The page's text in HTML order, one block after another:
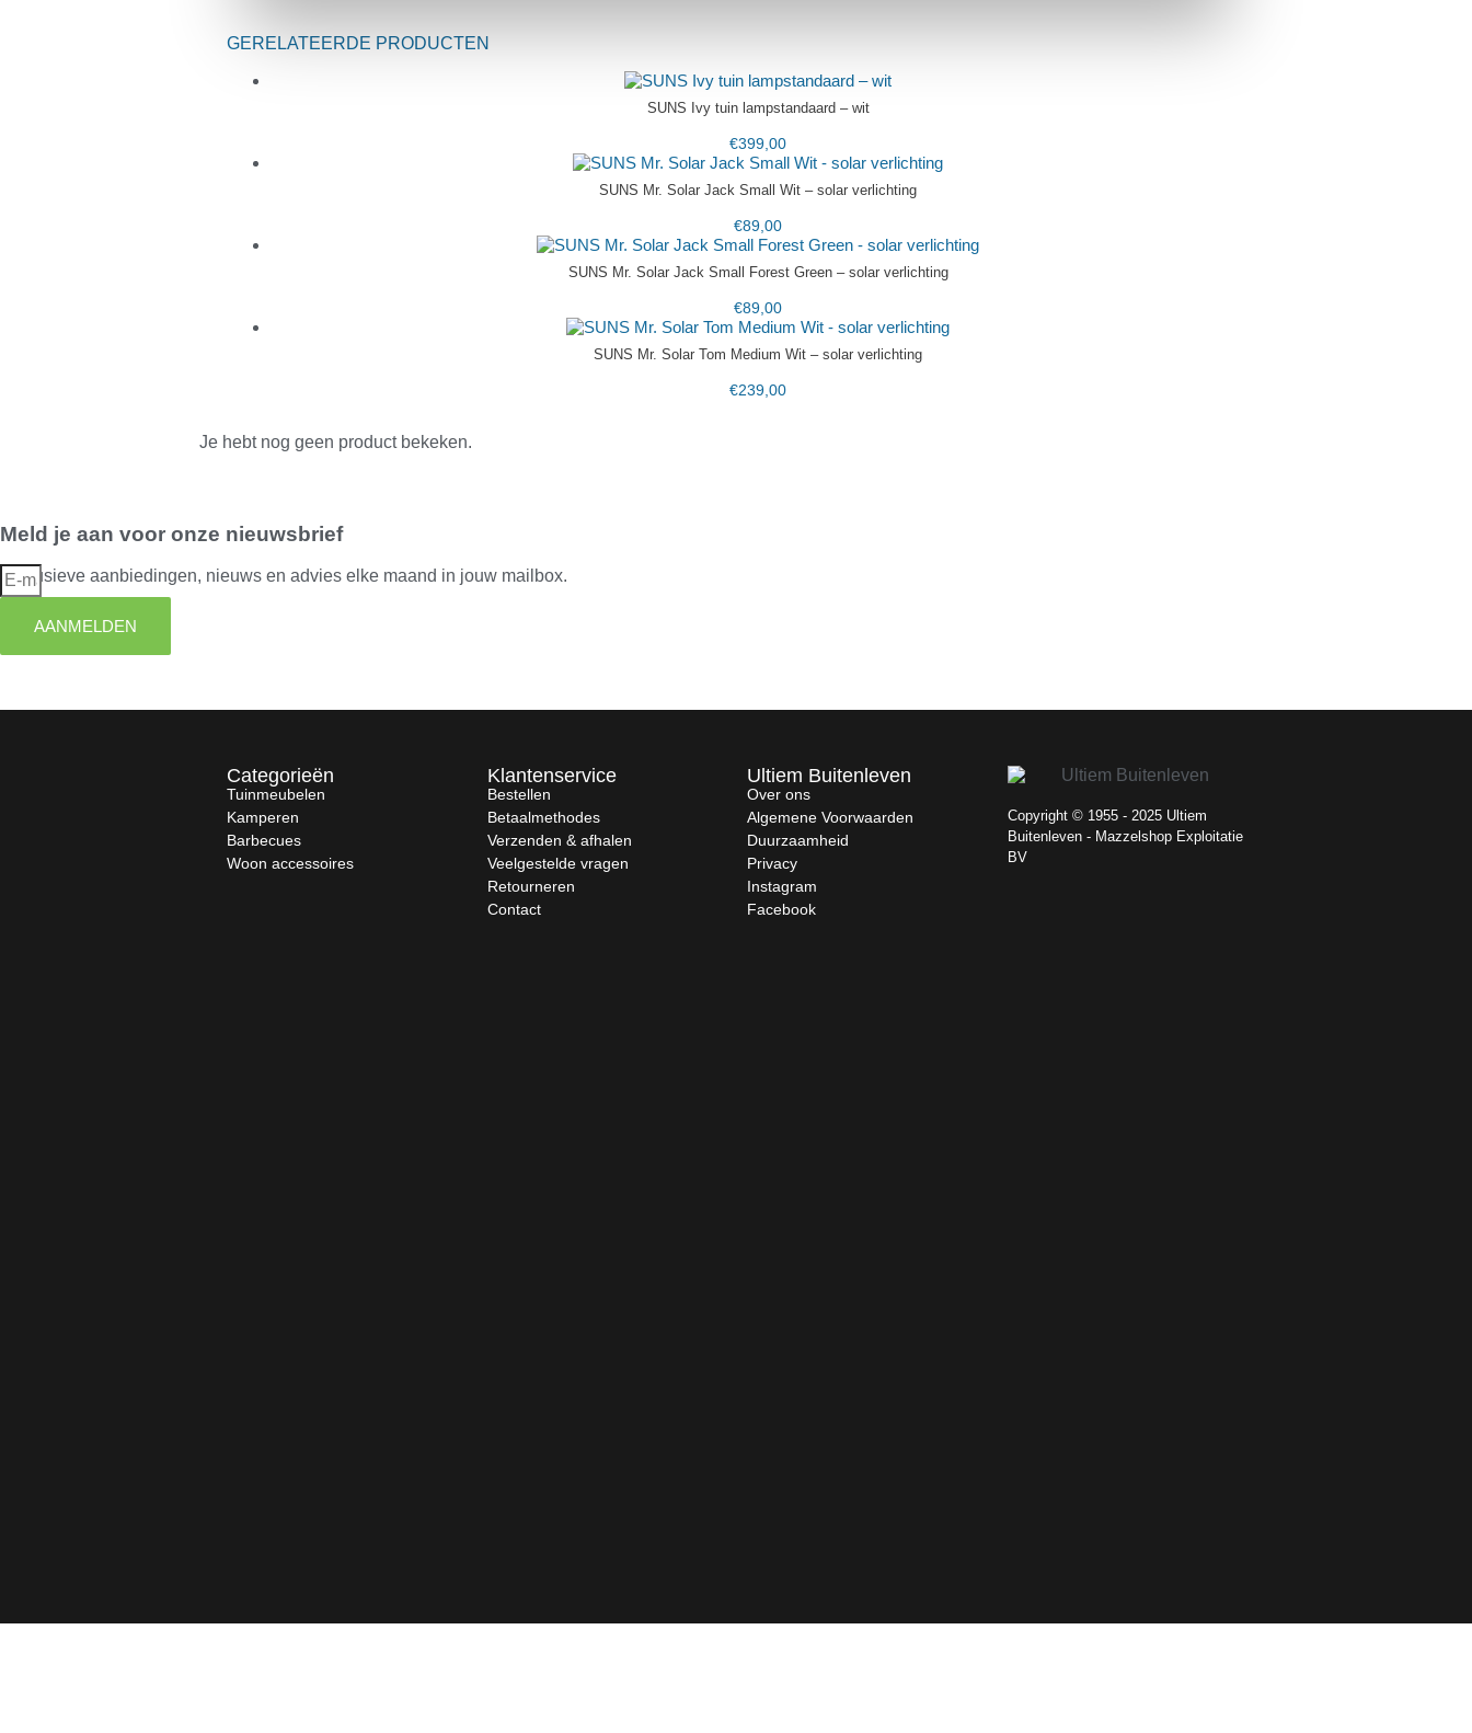
GERELATEERDE PRODUCTEN
SUNS Ivy tuin lampstandaard – wit
€399,00
SUNS Mr. Solar Jack Small Wit – solar verlichting
€89,00
SUNS Mr. Solar Jack Small Forest Green – solar verlichting
€89,00
SUNS Mr. Solar Tom Medium Wit – solar verlichting
€239,00
Je hebt nog geen product bekeken.
Meld je aan voor onze nieuwsbrief
Exclusieve aanbiedingen, nieuws en advies elke maand in jouw mailbox.
AANMELDEN
Categorieën
Tuinmeubelen
Kamperen
Barbecues
Woon accessoires
Klantenservice
Bestellen
Betaalmethodes
Verzenden & afhalen
Veelgestelde vragen
Retourneren
Contact
Ultiem Buitenleven
Over ons
Algemene Voorwaarden
Duurzaamheid
Privacy
Instagram
Facebook
Copyright © 1955 - 2025 Ultiem
Buitenleven - Mazzelshop Exploitatie
BV